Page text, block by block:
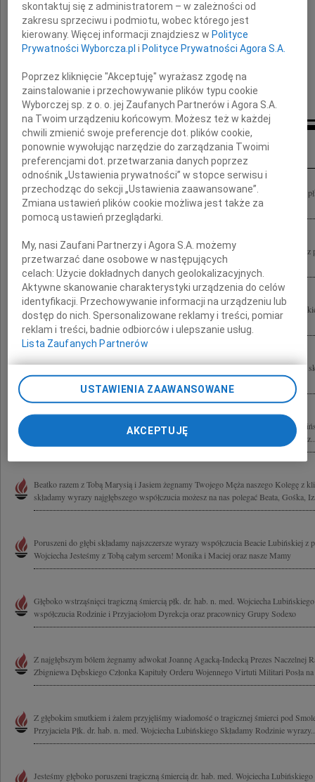
składają
pracownicy Boehringer Ingelheim w Polsce
Inne kondolencje
Łączymy się w bólu i składamy wyrazy współczucia Rodzinie tragicznie zmarłego
Lubińskiego Kierownictwo i pracownicy Szpitalnego Oddziału Ratunkowego...
Poruszeni do głębi, składamy najszczersze wyrazy współczucia Beacie Lubińskiej
Wojciecha Jesteśmy z Tobą całym sercem! Monika i Maciej oraz nasze mamy
Porażeni nagłym odejściem naszego Kolegi płk. dr. hab. n. med. Wojciecha
bólu i współczucia Żonie, Dzieciom, Rodzinie Wojtku straciliśmy Kolegę,...
Pogrążeni do głębi tragiczną śmiercią płk. dra hab. n. med. Wojciecha Lubińskiego
Marysi, Jasiowi i całej Rodzinie wyrazy współczucia Przyjaciele z...
10 kwietnia 2010 roku odszedł od nas tragicznie płk dr hab. n. med. Wojciech
Ciebie cały zespół Kliniki Chorób Wewnętrznych Pneumonologii i Alergologii
Beatko razem z Tobą Marysią i Jasiem żegnamy Twojego Męża naszego Kolegę z
składamy wyrazy najgłębszego współczucia możesz na nas polegać Beata, Gośka,
Poruszeni do głębi składamy najszczersze wyrazy współczucia Beacie Lubińskiej
Wojciecha Jesteśmy z Tobą całym sercem! Monika i Maciej oraz nasze Mamy
Głęboko wstrząśnięci tragiczną śmiercią płk. dr. hab. n. med. Wojciecha
współczucia Rodzinie i Przyjaciołom Dyrekcja oraz pracownicy Grupy Sodexo
Z najgłębszym bólem żegnamy adwokat Joannę Agacką-Indecką Prezes Naczelnej
Zbigniewa Dębskiego Członka Kapituły Orderu Wojennego Virtuti Militari Posła
Z głębokim smutkiem i żalem przyjęliśmy wiadomość o tragicznej śmierci pod
Przyjaciela Płk. dr. hab. n. med. Wojciecha Lubińskiego Składamy Rodzinie
Jesteśmy głęboko poruszeni tragiczną śmiercią dr. hab. med. Wojciecha
skontaktuj się z administratorem – w zależności od
zakresu sprzeciwu i podmiotu, wobec którego jest
kierowany. Więcej informacji znajdziesz w Polityce
Prywatności Wyborcza.pl i Polityce Prywatności Agora S.A.
Poprzez kliknięcie "Akceptuję" wyrażasz zgodę na
zainstalowanie i przechowywanie plików typu cookie
Wyborczej sp. z o. o. jej Zaufanych Partnerów i Agora S.A.
na Twoim urządzeniu końcowym. Możesz też w każdej
chwili zmienić swoje preferencje dot. plików cookie,
ponownie wywołując narzędzie do zarządzania Twoimi
preferencjami dot. przetwarzania danych poprzez
odnośnik „Ustawienia prywatności” w stopce serwisu i
przechodząc do sekcji „Ustawienia zaawansowane”.
Zmiana ustawień plików cookie możliwa jest także za
pomocą ustawień przeglądarki.
My, nasi Zaufani Partnerzy i Agora S.A. możemy
przetwarzać dane osobowe w następujących
celach:Użycie dokładnych danych geolokalizacyjnych.
Aktywne skanowanie charakterystyki urządzenia do celów
identyfikacji. Przechowywanie informacji na urządzeniu lub
dostęp do nich. Spersonalizowane reklamy i treści, pomiar
reklam i treści, badnie odbiorców i ulepszanie usług.
Lista Zaufanych Partnerów
USTAWIENIA ZAAWANSOWANE
AKCEPTUJĘ